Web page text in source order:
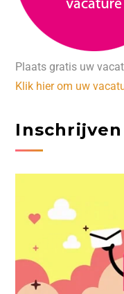
Plaats gratis uw
Klik hier om uw